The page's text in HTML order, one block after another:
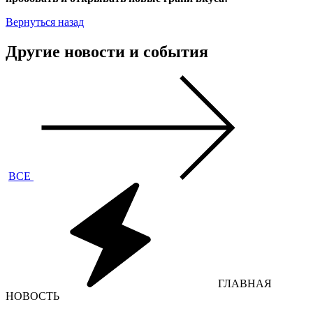
Вернуться назад
Другие новости и события
ВСЕ
ГЛАВНАЯ
НОВОСТЬ